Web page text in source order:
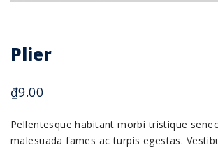
Plier
₫9.00
Pellentesque habitant morbi tristique
malesuada fames ac turpis egestas.